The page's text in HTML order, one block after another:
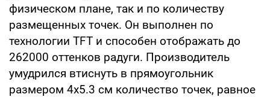
физическом плане, так и по количеству
размещенных точек. Он выполнен по
технологии TFT и способен отображать до
262000 оттенков радуги. Производитель
умудрился втиснуть в прямоугольник
размером 4х5.3 см количество точек, равное